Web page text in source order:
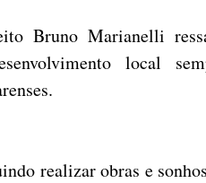
Bruno Marianelli
local
realizar obras e